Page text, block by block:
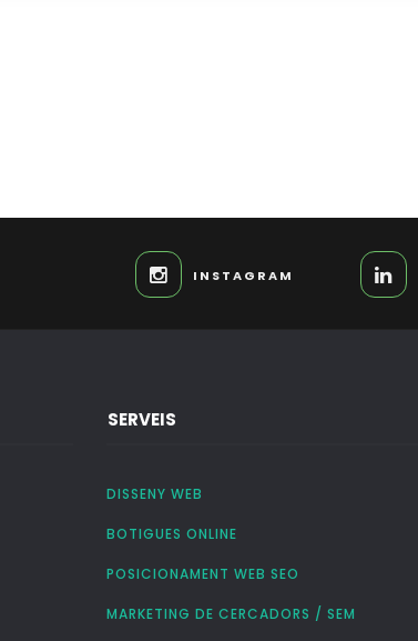
INSTAGRAM
SERVEIS
DISSENY WEB
BOTIGUES ONLINE
POSICIONAMENT WEB SEO
MARKETING DE CERCADORS / SEM